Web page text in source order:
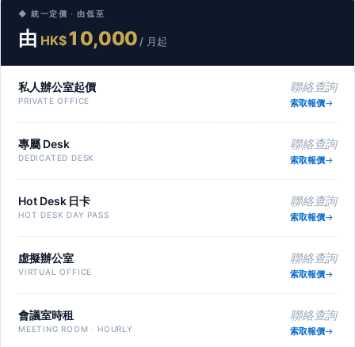
◆ 統一定價 · 由低至
由 HK$10,000/ 月起
私人辦公室起價
PRIVATE OFFICE
聯絡查詢
索取報價
專屬 Desk
DEDICATED DESK
聯絡查詢
索取報價
Hot Desk 日卡
HOT DESK DAY PASS
聯絡查詢
索取報價
虛擬辦公室
VIRTUAL OFFICE
聯絡查詢
索取報價
會議室時租
MEETING ROOM · HOURLY
聯絡查詢
索取報價